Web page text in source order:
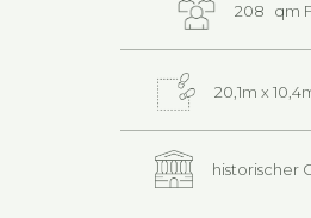
208 qm
20,1m x
historischer